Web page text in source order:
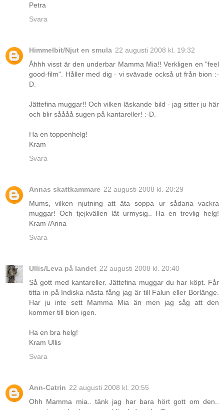
Petra
Svara
Himmelbit/Njut en smula 22 augusti 2008 kl. 19:32
Åhhh visst är den underbar Mamma Mia!! Verkligen en "feel
good-film". Håller med dig - vi svävade också ut från bion :-
D.
Jättefina muggar!! Och vilken läskande bild - jag sitter ju här
och blir såååå sugen på kantareller! :-D.
Ha en toppenhelg!
Kram
Svara
Annas skattkammare 22 augusti 2008 kl. 20:29
Mums, vilken njutning att äta soppa ur sådana vackra
muggar! Och tjejkvällen lät urmysig.. Ha en trevlig helg!
Kram /Anna
Svara
Ullis/Leva på landet 22 augusti 2008 kl. 20:40
Så gott med kantareller. Jättefina muggar du har köpt. Får
titta in på Indiska nästa fång jag är till Falun eller Borlänge.
Har ju inte sett Mamma Mia än men jag såg att den
kommer till bion igen.
Ha en bra helg!
Kram Ullis
Svara
Ann-Catrin 22 augusti 2008 kl. 20:55
Ohh Mamma mia.. tänk jag har bara hört gott om den..